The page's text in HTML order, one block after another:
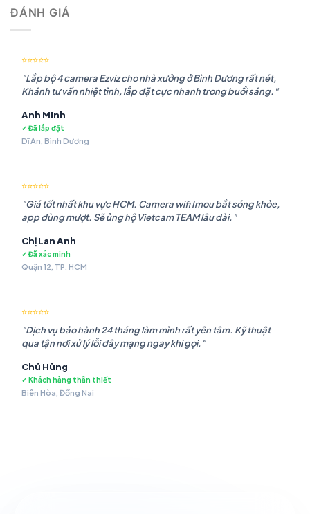
ĐÁNH GIÁ
⭐⭐⭐⭐⭐
"Lắp bộ 4 camera Ezviz cho nhà xưởng ở Bình Dương rất nét,
Khánh tư vấn nhiệt tình, lắp đặt cực nhanh trong buổi sáng."
Anh Minh
✓ Đã lắp đặt
Dĩ An, Bình Dương
⭐⭐⭐⭐⭐
"Giá tốt nhất khu vực HCM. Camera wifi Imou bắt sóng khỏe,
app dùng mượt. Sẽ ủng hộ Vietcam TEAM lâu dài."
Chị Lan Anh
✓ Đã xác minh
Quận 12, TP. HCM
⭐⭐⭐⭐⭐
"Dịch vụ bảo hành 24 tháng làm mình rất yên tâm. Kỹ thuật
qua tận nơi xử lý lỗi dây mạng ngay khi gọi."
Chú Hùng
✓ Khách hàng thân thiết
Biên Hòa, Đồng Nai